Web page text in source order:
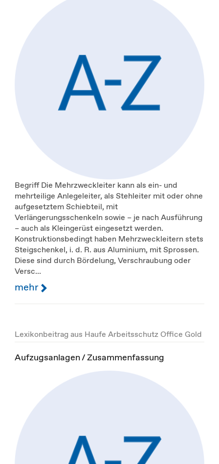
Begriff Die Mehrzweckleiter kann als ein- und
mehrteilige Anlegeleiter, als Stehleiter mit oder ohne
aufgesetztem Schiebteil, mit
Verlängerungsschenkeln sowie – je nach Ausführung
– auch als Kleingerüst eingesetzt werden.
Konstruktionsbedingt haben Mehrzweckleitern stets
Steigschenkel, i. d. R. aus Aluminium, mit Sprossen.
Diese sind durch Bördelung, Verschraubung oder
Versc...
mehr
Lexikonbeitrag aus Haufe Arbeitsschutz Office Gold
Aufzugsanlagen / Zusammenfassung